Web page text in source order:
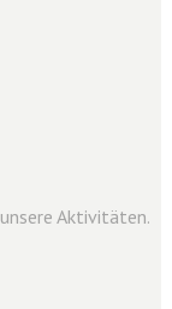
Aktivitäten.